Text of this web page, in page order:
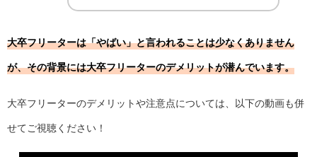
大卒フリーターは「やばい」と言われることは少なくありません
が、その背景には大卒フリーターのデメリットが潜んでいます。
大卒フリーターのデメリットや注意点については、以下の動画も併
せてご視聴ください！